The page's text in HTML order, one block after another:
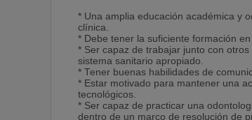
* Una amplia educación académica y
clínica.
* Debe tener la suficiente formación
* Ser capaz de trabajar junto con
sistema sanitario apropiado.
* Tener buenas habilidades de
* Estar motivado para mantener una
tecnológicos.
* Ser capaz de practicar una
dentro de un marco de resolución de